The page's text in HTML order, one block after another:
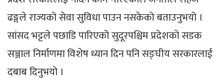
ढङ्गले राज्यको सेवा सुविधा पाउन नसकेको बताउनुभयो ।
सांसद भट्टले पछाडि पारिएको सुदूरपश्चिम प्रदेशको सडक
सञ्जाल निर्माणमा विशेष ध्यान दिन पनि सङ्घीय सरकारलाई
दबाब दिनुभयो ।